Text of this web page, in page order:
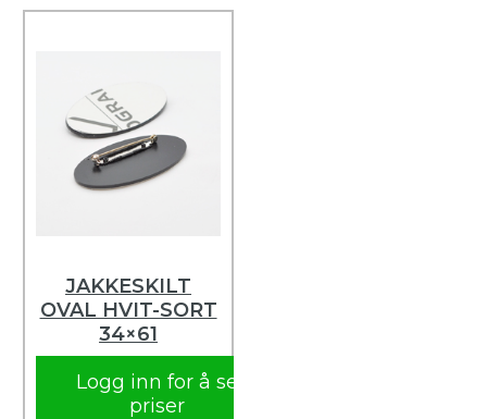
JAKKESKILT
OVAL HVIT-SORT
34×61
Logg inn for å se
priser